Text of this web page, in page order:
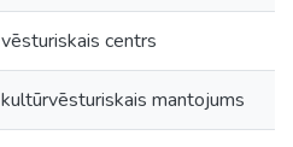
vēsturiskais centrs
kultūrvēsturiskais mantojums